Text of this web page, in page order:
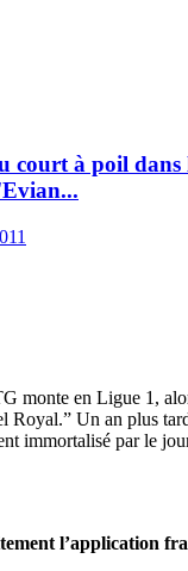
court à poil dans
monte en Ligue 1,
Royal.” Un an plus
immortalisé par le
l’application